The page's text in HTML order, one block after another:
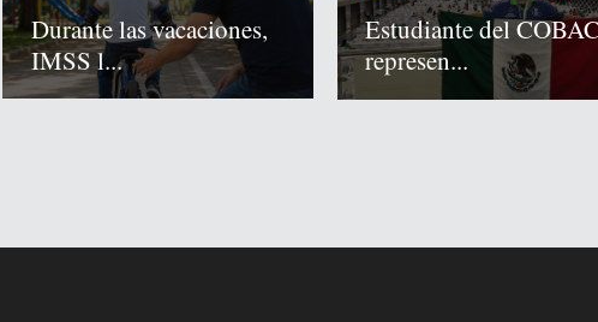
Durante las vacaciones,
IMSS l...
Estudiante del
represen...